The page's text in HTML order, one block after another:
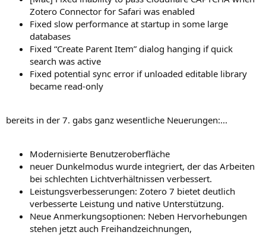
Zotero Connector for Safari was enabled
Fixed slow performance at startup in some large
databases
Fixed “Create Parent Item” dialog hanging if quick
search was active
Fixed potential sync error if unloaded editable library
became read-only
bereits in der 7. gabs ganz wesentliche Neuerungen:...
Modernisierte Benutzeroberfläche
neuer Dunkelmodus wurde integriert, der das Arbeiten
bei schlechten Lichtverhältnissen verbessert.
Leistungsverbesserungen: Zotero 7 bietet deutlich
verbesserte Leistung und native Unterstützung.
Neue Anmerkungsoptionen: Neben Hervorhebungen
stehen jetzt auch Freihandzeichnungen,